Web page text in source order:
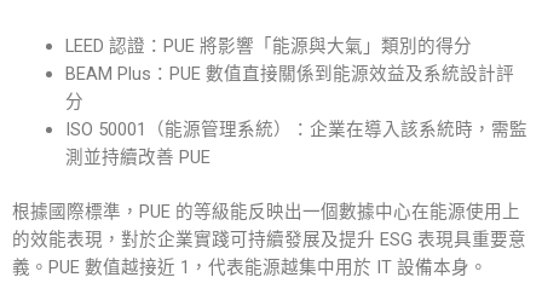
LEED 認證：PUE 將影響「能源與大氣」類別的得分
BEAM Plus：PUE 數值直接關係到能源效益及系統設計評
分
ISO 50001（能源管理系統）：企業在導入該系統時，需監
測並持續改善 PUE
根據國際標準，PUE 的等級能反映出一個數據中心在能源使用上
的效能表現，對於企業實踐可持續發展及提升 ESG 表現具重要意
義。PUE 數值越接近 1，代表能源越集中用於 IT 設備本身。